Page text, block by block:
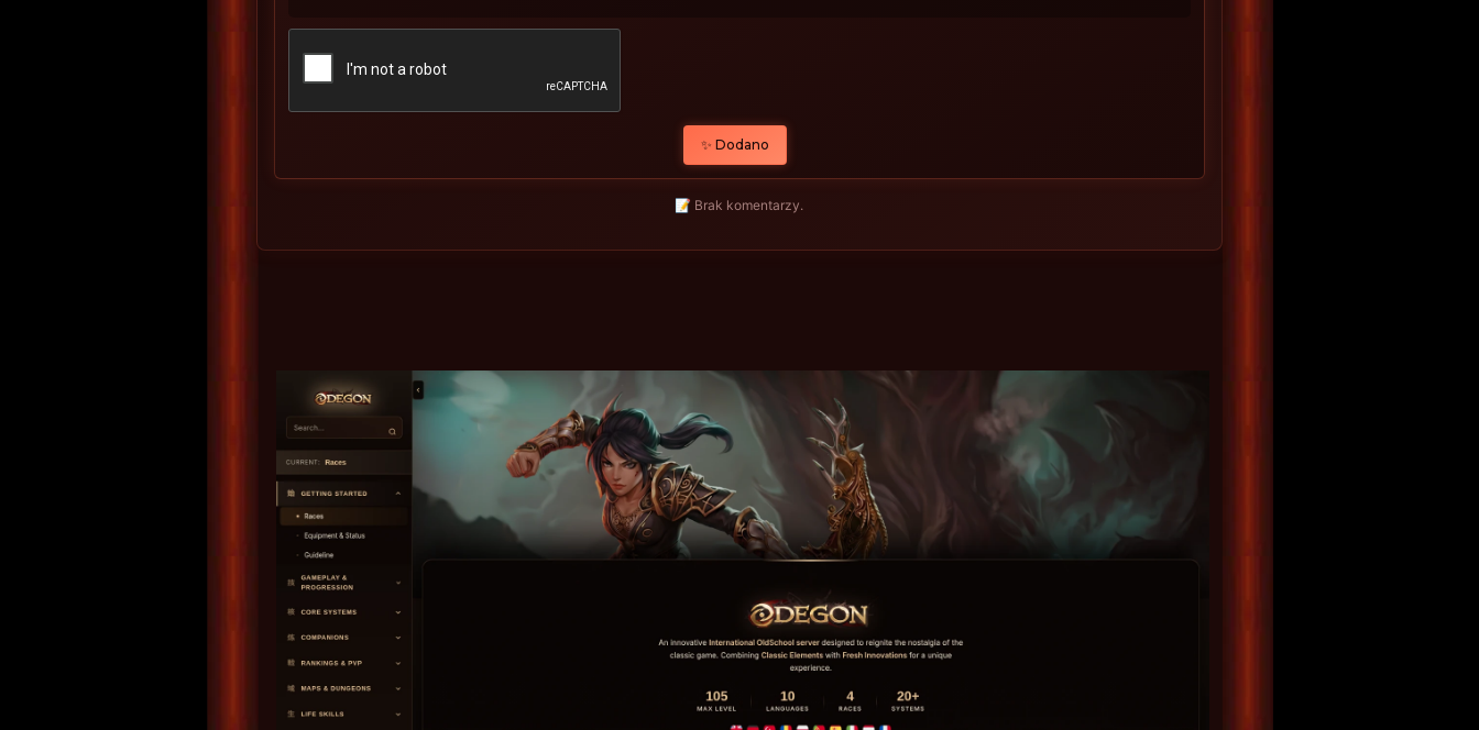
✨ Dodano
📝 Brak komentarzy.